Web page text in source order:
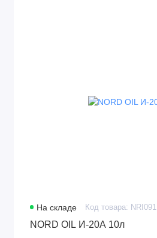
На складе Код товара: NRI091
NORD OIL И-20А 10л